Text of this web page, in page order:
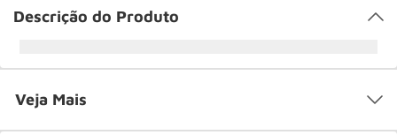
Descrição do Produto
Veja Mais